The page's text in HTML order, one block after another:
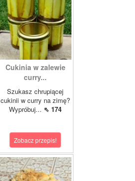
Cukinia w zalewie
curry...
Szukasz chrupiącej
cukinii w curry na zimę?
Wypróbuj... ⇖ 174
Zobacz przepis!